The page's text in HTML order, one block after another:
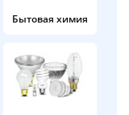
Бытовая химия